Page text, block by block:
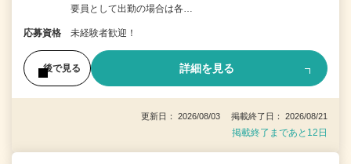
要員として出勤の場合は各…
応募資格 未経験者歓迎！
後で見る 詳細を見る
更新日： 2026/08/03 掲載終了日： 2026/08/21
掲載終了まであと12日